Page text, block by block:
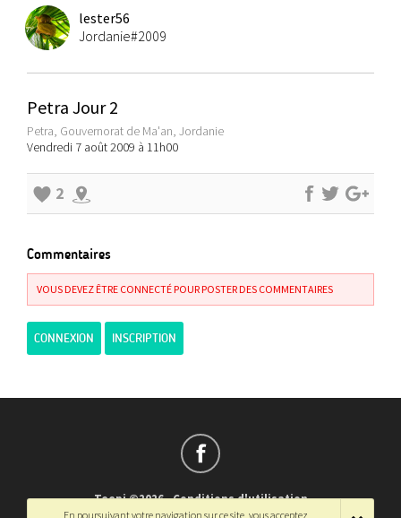
lester56
Jordanie#2009
Petra Jour 2
Petra, Gouvernorat de Ma'an, Jordanie
Vendredi 7 août 2009 à 11h00
2
Commentaires
VOUS DEVEZ ÊTRE CONNECTÉ POUR POSTER DES COMMENTAIRES
CONNEXION INSCRIPTION
Teepi ©2026-Conditions d'utilisation
En poursuivant votre navigation sur ce site, vous acceptez